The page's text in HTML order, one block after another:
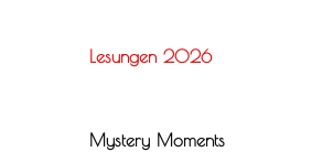
Lesungen 2026
Mystery Moments